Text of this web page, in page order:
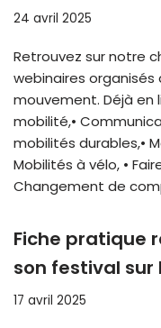
24 avril 2025
Retrouvez sur notre
webinaires organisés
mouvement. Déjà en
mobilité,•
mobilités durables,•
Mobilités à vélo, •
Changement de
Fiche pratique
son festival
17 avril 2025